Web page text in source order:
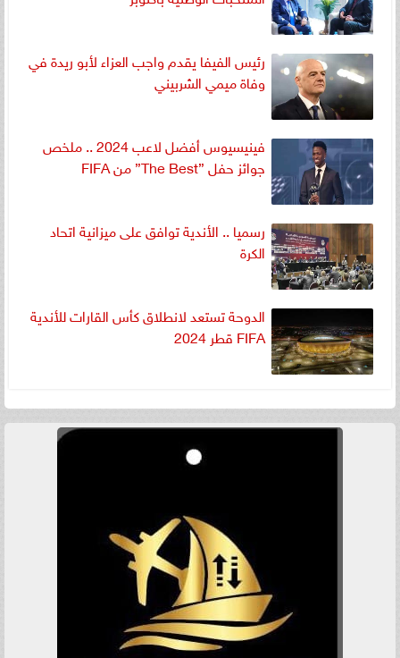
رئيس الفيفا يقدم واجب العزاء لأبو ريدة في
وفاة ميمي الشربيني
فينيسيوس أفضل لاعب 2024 .. ملخص
جوائز حفل ”The Best” من FIFA
رسميا .. الأندية توافق على ميزانية اتحاد
الكرة
الدوحة تستعد لانطلاق كأس القارات للأندية
FIFA قطر 2024